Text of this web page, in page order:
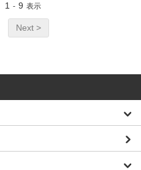
1 - 9 表示
Next >